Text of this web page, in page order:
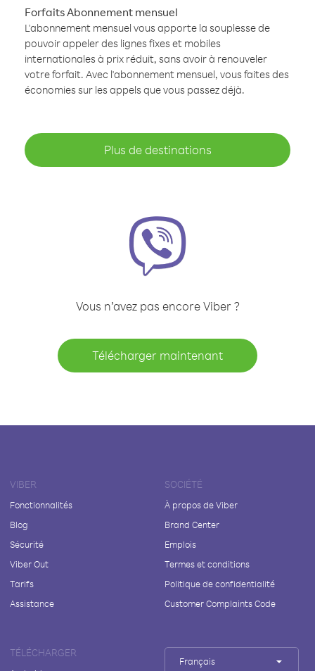
Forfaits Abonnement mensuel
L'abonnement mensuel vous apporte la souplesse de
pouvoir appeler des lignes fixes et mobiles
internationales à prix réduit, sans avoir à renouveler
votre forfait. Avec l'abonnement mensuel, vous faites des
économies sur les appels que vous passez déjà.
Plus de destinations
Vous n’avez pas encore Viber ?
Télécharger maintenant
VIBER
Fonctionnalités
Blog
Sécurité
Viber Out
Tarifs
Assistance
SOCIÉTÉ
À propos de Viber
Brand Center
Emplois
Termes et conditions
Politique de confidentialité
Customer Complaints Code
TÉLÉCHARGER
Français